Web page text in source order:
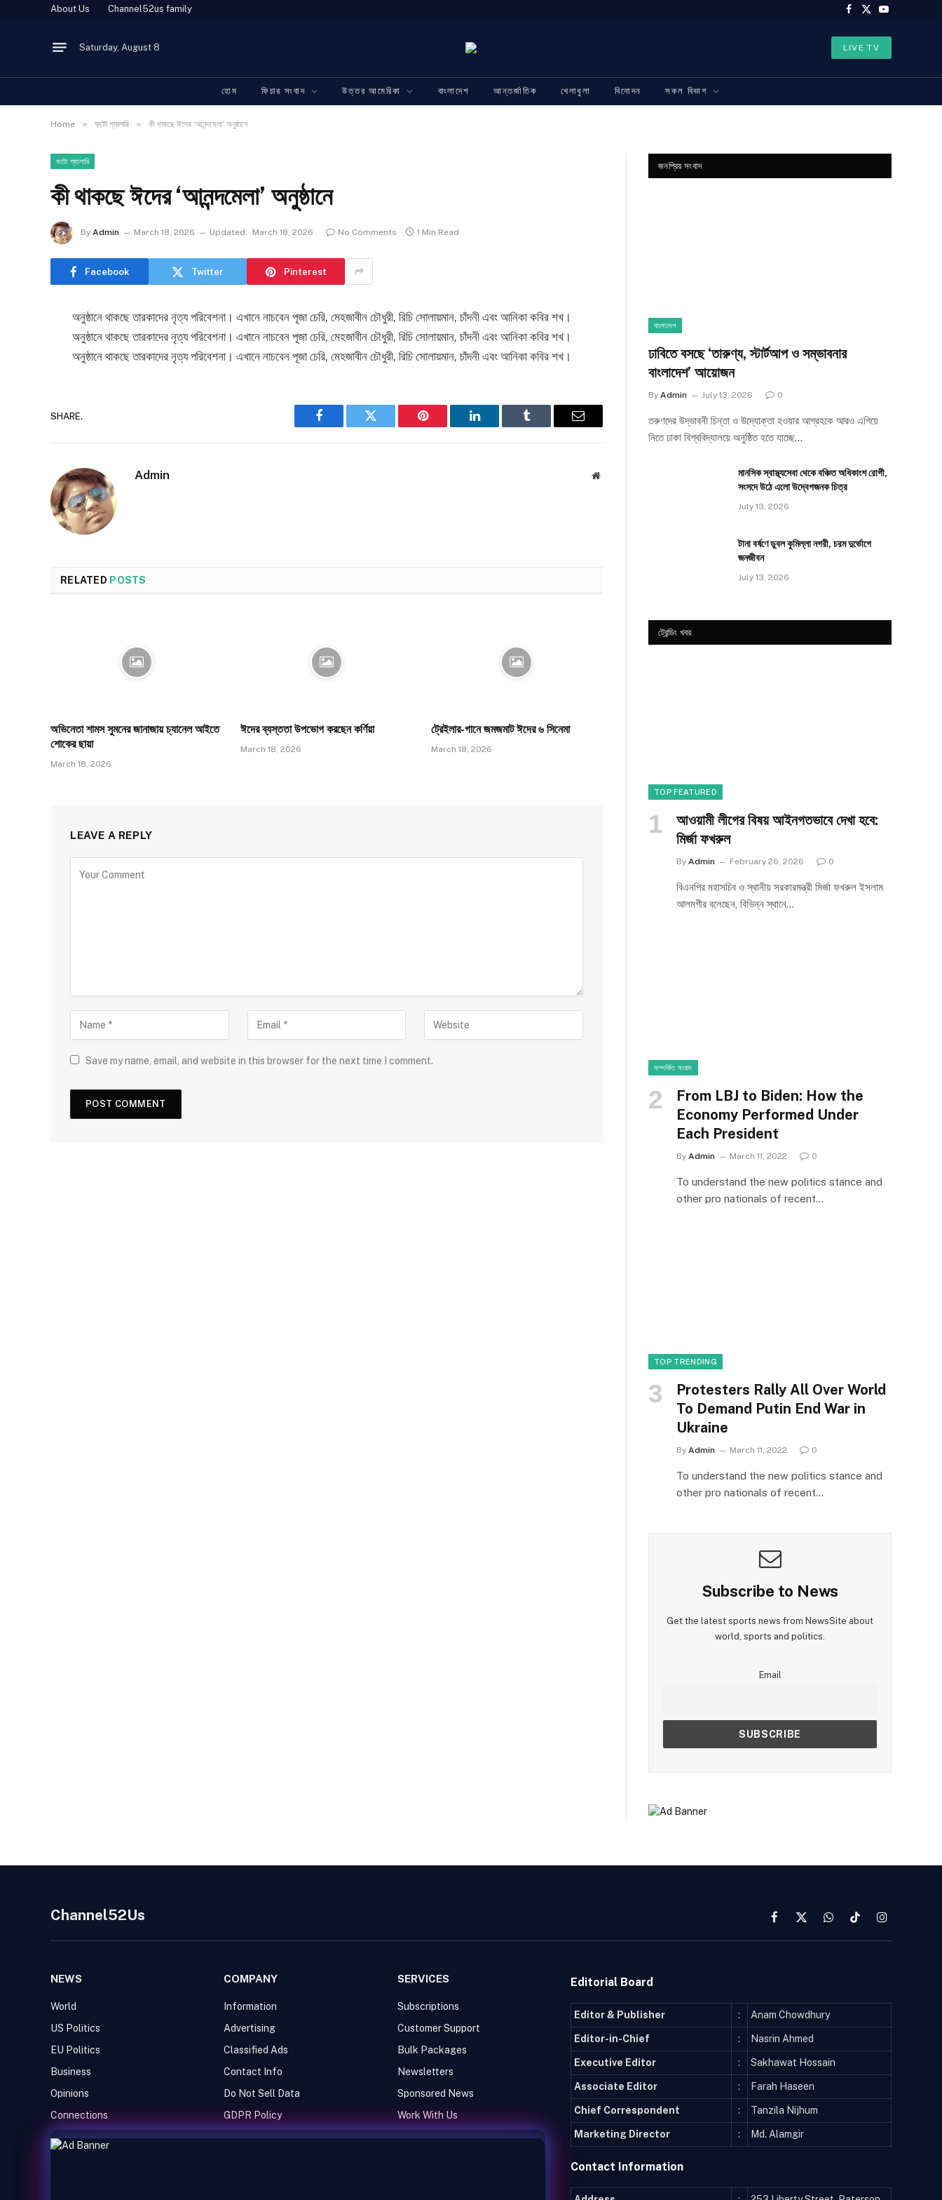
About Us Channel52us family
Facebook
X
YouTube
Saturday, August 8 LIVE TV
হোম ফিচার সংবাদ উত্তর আমেরিকা বাংলাদেশ আন্তর্জাতিক খেলাধুলা বিনোদন সকল বিভাগ
Home » ফটো গ্যালারি » কী থাকছে ঈদের ‘আনন্দমেলা’ অনুষ্ঠানে
ফটো গ্যালারি
কী থাকছে ঈদের ‘আনন্দমেলা’ অনুষ্ঠানে
By Admin March 18, 2026 Updated: March 18, 2026 No Comments 1 Min Read
Facebook Twitter Pinterest
অনুষ্ঠানে থাকছে তারকাদের নৃত্য পরিবেশনা। এখানে নাচবেন পূজা চেরি, মেহজাবীন চৌধুরী, রিচি সোলায়মান, চাঁদনী এবং আনিকা কবির শখ।
অনুষ্ঠানে থাকছে তারকাদের নৃত্য পরিবেশনা। এখানে নাচবেন পূজা চেরি, মেহজাবীন চৌধুরী, রিচি সোলায়মান, চাঁদনী এবং আনিকা কবির শখ।
অনুষ্ঠানে থাকছে তারকাদের নৃত্য পরিবেশনা। এখানে নাচবেন পূজা চেরি, মেহজাবীন চৌধুরী, রিচি সোলায়মান, চাঁদনী এবং আনিকা কবির শখ।
SHARE.
Facebook Twitter Pinterest LinkedIn Tumblr Email
Admin Website
RELATED POSTS
অভিনেতা শামস সুমনের জানাজায় চ্যানেল আইতে
শোকের ছায়া
March 18, 2026
ঈদের ব্যস্ততা উপভোগ করছেন কর্ণিয়া
March 18, 2026
ট্রেইলার-গানে জমজমাট ঈদের ৬ সিনেমা
March 18, 2026
LEAVE A REPLY
Save my name, email, and website in this browser for the next time I comment.
জনপ্রিয় সংবাদ
বাংলাদেশ
ঢাবিতে বসছে ‘তারুণ্য, স্টার্টআপ ও সম্ভাবনার
বাংলাদেশ’ আয়োজন
By Admin July 13, 2026 0
তরুণদের উদ্ভাবনী চিন্তা ও উদ্যোক্তা হওয়ার আগ্রহকে আরও এগিয়ে
নিতে ঢাকা বিশ্ববিদ্যালয়ে অনুষ্ঠিত হতে যাচ্ছে…
মানসিক স্বাস্থ্যসেবা থেকে বঞ্চিত অধিকাংশ রোগী,
সংসদে উঠে এলো উদ্বেগজনক চিত্র
July 13, 2026
টানা বর্ষণে ডুবল কুমিল্লা নগরী, চরম দুর্ভোগে
জনজীবন
July 13, 2026
ট্রেন্ডিং খবর
TOP FEATURED
আওয়ামী লীগের বিষয় আইনগতভাবে দেখা হবে:
মির্জা ফখরুল
By Admin February 26, 2026 0
বিএনপির মহাসচিব ও স্থানীয় সরকারমন্ত্রী মির্জা ফখরুল ইসলাম
আলমগীর বলেছেন, বিভিন্ন স্থানে…
সম্পর্কিত সংবাদ
From LBJ to Biden: How the
Economy Performed Under
Each President
By Admin March 11, 2022 0
To understand the new politics stance and
other pro nationals of recent…
TOP TRENDING
Protesters Rally All Over World
To Demand Putin End War in
Ukraine
By Admin March 11, 2022 0
To understand the new politics stance and
other pro nationals of recent…
Subscribe to News
Get the latest sports news from NewsSite about
world, sports and politics.
Email
Channel52Us Facebook
X
WhatsAppTikTokInstagram
NEWS
World
US Politics
EU Politics
Business
Opinions
Connections
COMPANY
Information
Advertising
Classified Ads
Contact Info
Do Not Sell Data
GDPR Policy
SERVICES
Subscriptions
Customer Support
Bulk Packages
Newsletters
Sponsored News
Work With Us
Editorial Board
Editor & Publisher : Anam Chowdhury
Editor-in-Chief : Nasrin Ahmed
Executive Editor : Sakhawat Hossain
Associate Editor : Farah Haseen
Chief Correspondent : Tanzila Nijhum
Marketing Director : Md. Alamgir
Contact Information